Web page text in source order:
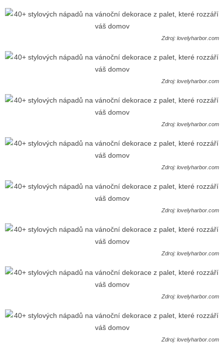
Zdroj: lovelyharbor.com
Zdroj: lovelyharbor.com
Zdroj: lovelyharbor.com
Zdroj: lovelyharbor.com
Zdroj: lovelyharbor.com
Zdroj: lovelyharbor.com
Zdroj: lovelyharbor.com
Zdroj: lovelyharbor.com